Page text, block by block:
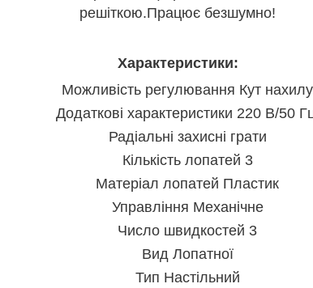
решіткою.Працює безшумно!
Характеристики:
Можливість регулювання Кут нахилу
Додаткові характеристики 220 В/50
Радіальні захисні грати
Кількість лопатей 3
Матеріал лопатей Пластик
Управління Механічне
Число швидкостей 3
Вид Лопатної
Тип Настільний